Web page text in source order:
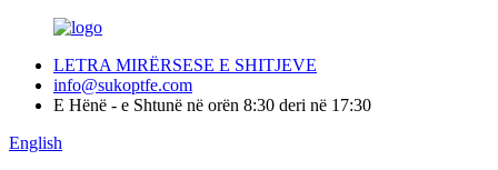
LETRA MIRËRSESE E SHITJEVE
info@sukoptfe.com
E Hënë - e Shtunë në orën 8:30 deri në 17:30
English